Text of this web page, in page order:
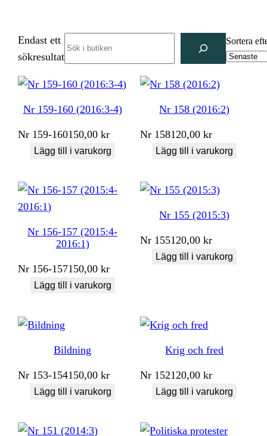
Endast ett
sökresultat
Sortera
Nr 159-160 (2016:3-4)
Nr 159-160150,00kr
Lägg till i varukorg
Nr 158 (2016:2)
Nr 158120,00kr
Lägg till i varukorg
Nr 156-157 (2015:4-
2016:1)
Nr 156-157150,00kr
Lägg till i varukorg
Nr 155 (2015:3)
Nr 155120,00kr
Lägg till i varukorg
Bildning
Nr 153-154150,00kr
Lägg till i varukorg
Krig och fred
Nr 152120,00kr
Lägg till i varukorg